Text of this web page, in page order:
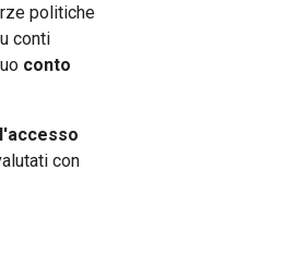
politiche
conti
conto
con